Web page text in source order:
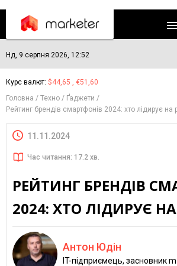
Нд, 9 серпня 2026, 12:52
Курс валют: $44,65 , €51,60
Головна
Техно
Ґаджети
Рейтинг брендів смартфонів 2024: хто лідирує на
11.11.2024
Час читання: 17.2 хв.
РЕЙТИНГ БРЕНДІВ
2024: ХТО ЛІДИРУЄ
Антон Юдін
IT-підприємець, засновник